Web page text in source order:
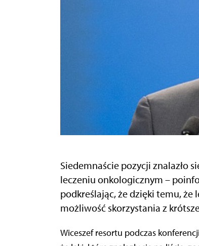
Siedemnaście pozycji znalazło
leczeniu onkologicznym –
podkreślając, że dzięki temu, że
możliwość skorzystania z
Wiceszef resortu podczas konferencji prasowej zorganizowanej 8 maja w resorcie poinformował,